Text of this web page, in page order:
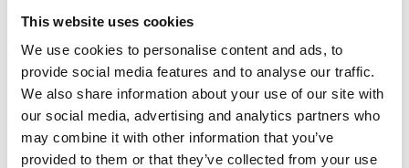
This website uses cookies
We use cookies to personalise content and ads, to
provide social media features and to analyse our traffic.
We also share information about your use of our site with
our social media, advertising and analytics partners who
may combine it with other information that you’ve
provided to them or that they’ve collected from your use